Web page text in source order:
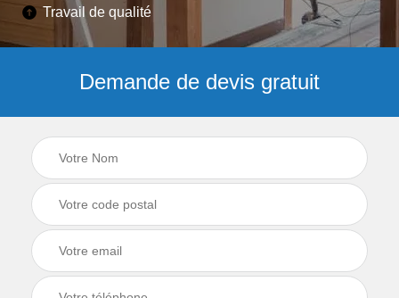
Travail de qualité
Demande de devis gratuit